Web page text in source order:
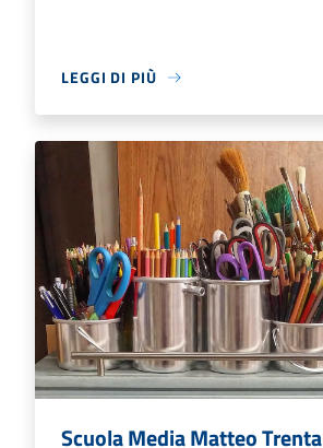
LEGGI DI PIÙ
Scuola Media Matteo Trenta